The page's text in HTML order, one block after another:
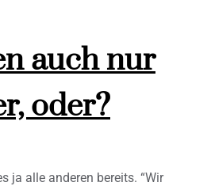
auch nur
oder?
ja alle anderen bereits. “Wir